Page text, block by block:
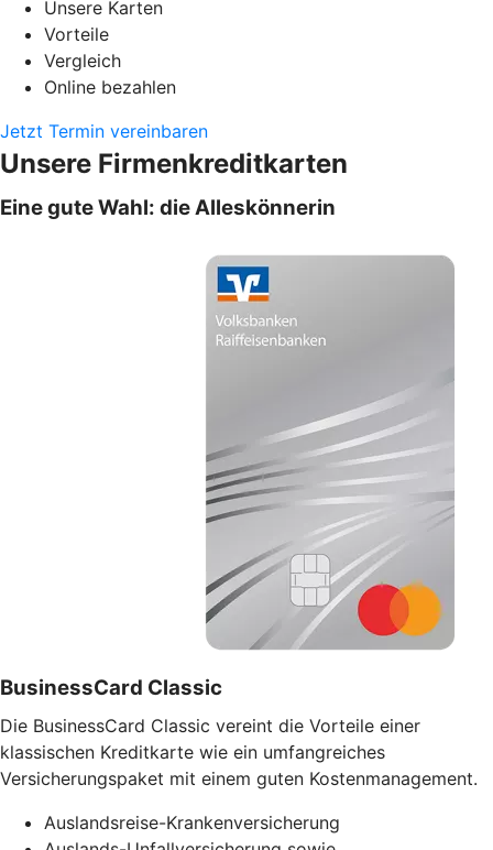
Unsere Karten
Vorteile
Vergleich
Online bezahlen
Jetzt Termin vereinbaren
Unsere Firmenkreditkarten
Eine gute Wahl: die Alleskönnerin
BusinessCard Classic
Die BusinessCard Classic vereint die Vorteile einer
klassischen Kreditkarte wie ein umfangreiches
Versicherungspaket mit einem guten Kostenmanagement.
Auslandsreise-Krankenversicherung